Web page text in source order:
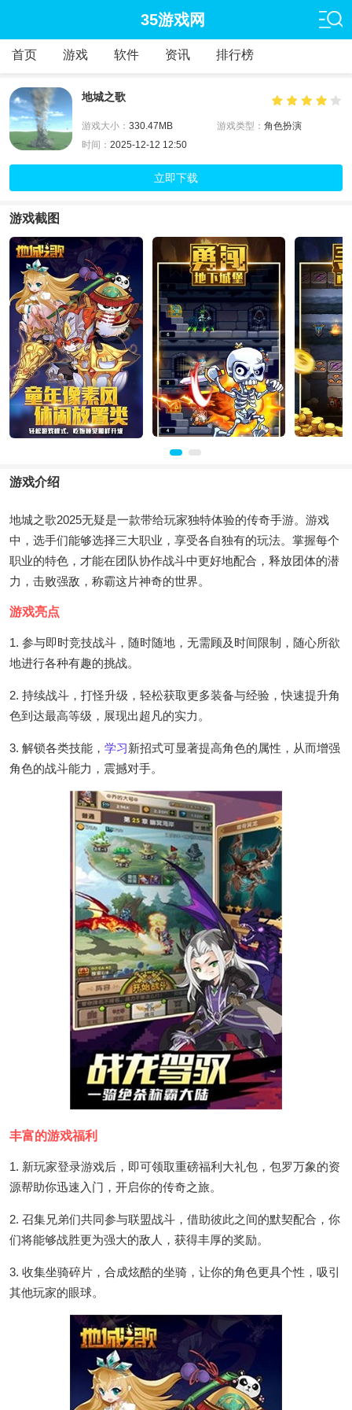
35游戏网
首页 游戏 软件 资讯 排行榜
地城之歌
游戏大小： 330.47MB 游戏类型： 角色扮演
时间： 2025-12-12 12:50
立即下载
游戏截图
游戏介绍
地城之歌2025无疑是一款带给玩家独特体验的传奇手游。游戏
中，选手们能够选择三大职业，享受各自独有的玩法。掌握每个
职业的特色，才能在团队协作战斗中更好地配合，释放团体的潜
力，击败强敌，称霸这片神奇的世界。
游戏亮点
1. 参与即时竞技战斗，随时随地，无需顾及时间限制，随心所欲
地进行各种有趣的挑战。
2. 持续战斗，打怪升级，轻松获取更多装备与经验，快速提升角
色到达最高等级，展现出超凡的实力。
3. 解锁各类技能， 学习新招式可显著提高角色的属性，从而增强
角色的战斗能力，震撼对手。
丰富的游戏福利
1. 新玩家登录游戏后，即可领取重磅福利大礼包，包罗万象的资
源帮助你迅速入门，开启你的传奇之旅。
2. 召集兄弟们共同参与联盟战斗，借助彼此之间的默契配合，你
们将能够战胜更为强大的敌人，获得丰厚的奖励。
3. 收集坐骑碎片，合成炫酷的坐骑，让你的角色更具个性，吸引
其他玩家的眼球。